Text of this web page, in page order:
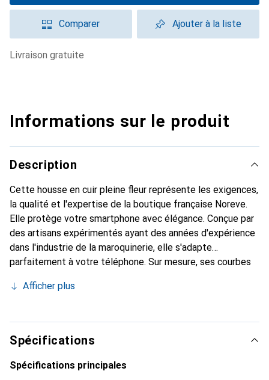
Comparer Ajouter à la liste
livraison gratuite
Informations sur le produit
Description
Cette housse en cuir pleine fleur représente les exigences,
la qualité et l'expertise de la boutique française Noreve.
Elle protège votre smartphone avec élégance. Conçue par
des artisans expérimentés ayant des années d'expérience
dans l'industrie de la maroquinerie, elle s'adapte
parfaitement à votre téléphone. Sur mesure, ses courbes
devient l'accessoire chic et indispensable pour votre
produits de haute qualité, la marque Noreve est un choix
fiable pour une clientèle exigeante.
Afficher plus
Spécifications
Spécifications principales